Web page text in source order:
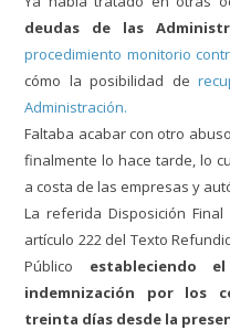
deudas de las
procedimiento monitorio
cómo la posibilidad de
Administración.
Faltaba acabar con otro abuso
finalmente lo hace tarde, lo
a costa de las empresas y
La referidaDisposición
artículo 222 del TextoR
Público estableciendo
indemnización por los
treinta días desde la